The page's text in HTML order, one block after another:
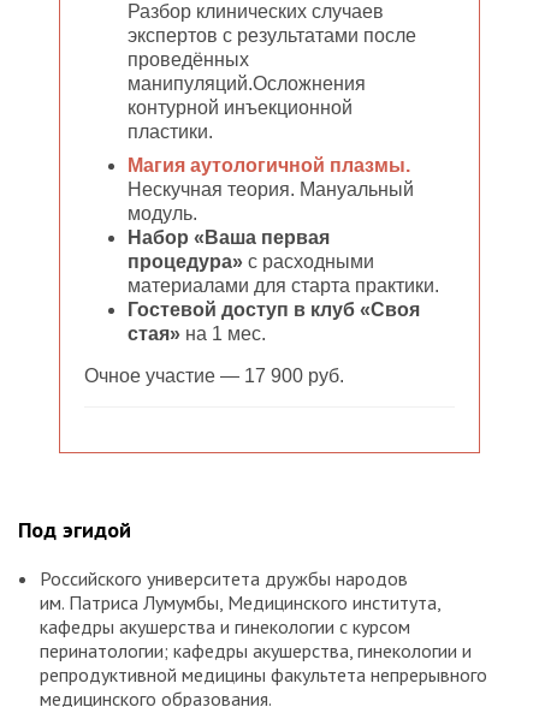
Разбор клинических случаев
экспертов с результатами после
проведённых
манипуляций.Осложнения
контурной инъекционной
пластики.
Магия аутологичной плазмы.
Нескучная теория. Мануальный
модуль.
Набор «Ваша первая
процедура» с расходными
материалами для старта практики.
Гостевой доступ в клуб «Своя
стая» на 1 мес.
Очное участие — 17 900 руб.
Под эгидой
Российского университета дружбы народов
им. Патриса Лумумбы, Медицинского института,
кафедры акушерства и гинекологии с курсом
перинатологии; кафедры акушерства, гинекологии и
репродуктивной медицины факультета непрерывного
медицинского образования.